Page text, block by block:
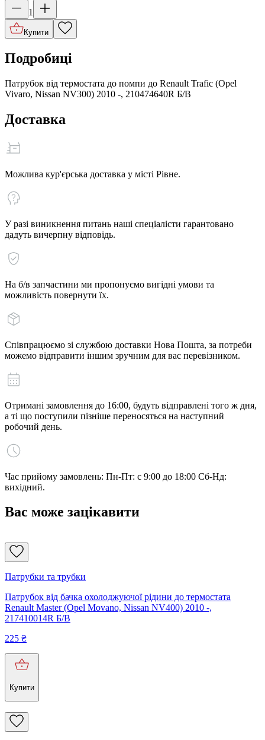
1
Купити
Подробиці
Патрубок від термостата до помпи до Renault Trafic (Opel
Vivaro, Nissan NV300) 2010 -, 210474640R Б/В
Доставка
Можлива кур'єрська доставка у місті Рівне.
У разі виникнення питань наші спеціалісти гарантовано
дадуть вичерпну відповідь.
На б/в запчастини ми пропонуємо вигідні умови та
можливість повернути їх.
Співпрацюємо зі службою доставки Нова Пошта, за потреби
можемо відправити іншим зручним для вас перевізником.
Отримані замовлення до 16:00, будуть відправлені того ж дня,
а ті що поступили пізніше переносяться на наступний
робочий день.
Час прийому замовлень: Пн-Пт: с 9:00 до 18:00 Сб-Нд:
вихідний.
Вас може зацікавити
Патрубки та трубки
Патрубок від бачка охолоджуючої рідини до термостата
Renault Master (Opel Movano, Nissan NV400) 2010 -,
217410014R Б/В
225 ₴
Купити